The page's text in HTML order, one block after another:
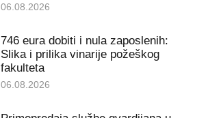
06.08.2026
746 eura dobiti i nula zaposlenih:
Slika i prilika vinarije požeškog
fakulteta
06.08.2026